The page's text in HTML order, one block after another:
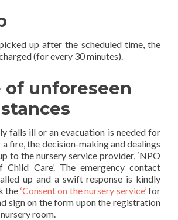
up after the scheduled time, the
(for every 30 minutes).
of unforeseen
falls ill or an evacuation is needed for
fire, the decision-making and dealings
to the nursery service provider, ‘NPO
Care’. The emergency contact
up and a swift response is kindly
the ‘Consent on the nursery service’for
sign on the form upon the registration
room.